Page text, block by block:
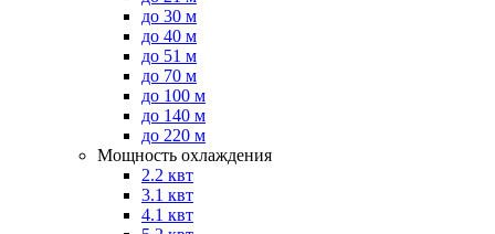
до 30 м
до 40 м
до 51 м
до 70 м
до 100 м
до 140 м
до 220 м
Мощность охлаждения
2.2 квт
3.1 квт
4.1 квт